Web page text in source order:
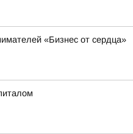
«Бизнес от сердца»